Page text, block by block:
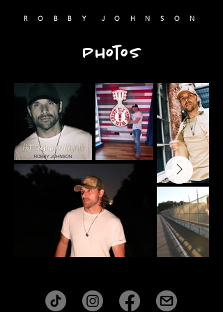
R O B B Y J O H N S O N
Photos